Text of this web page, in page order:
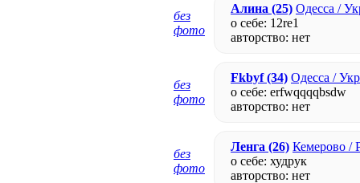
без
фото
Алина (25) Одесса /
о себе: 12re1
авторство: нет
без
фото
Fkbyf(34) Одесса /
о себе: erfwqqqqbsdw
авторство: нет
без
фото
Ленга (26) Кемерово /
о себе: худрук
авторство: нет